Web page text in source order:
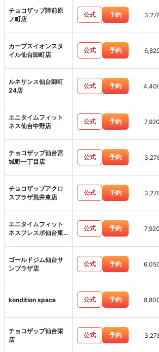
チョコザップ陸前原
ノ町店
公式 予約
カーブスイオンスタ
イル仙台卸町店
公式 予約
ルネサンス仙台卸町
24店
公式 予約
エニタイムフィット
ネス仙台中野店
公式 予約
チョコザップ仙台宮
城野一丁目店
公式 予約
チョコザップアクロ
スプラザ荒井東店
公式 予約
エニタイムフィット
ネスフレスポ仙台東
公式 予約
ゴールドジム仙台サ
ンプラザ店
公式 予約
kondition space 公式 予約
チョコザップ仙台栄
店
公式 予約